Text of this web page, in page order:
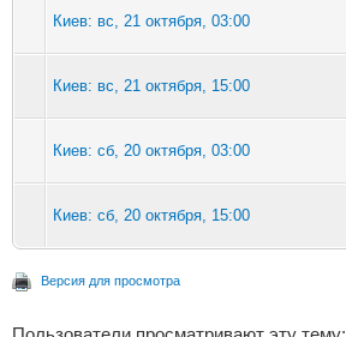
Киев: вс, 21 октября, 03:00
Киев: вс, 21 октября, 15:00
Киев: сб, 20 октября, 03:00
Киев: сб, 20 октября, 15:00
Версия для просмотра